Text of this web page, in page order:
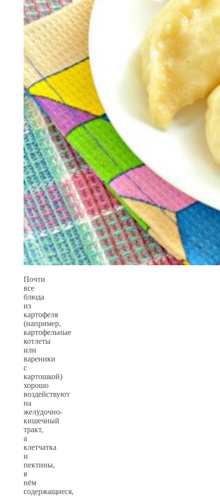
Почти
все
блюда
из
картофеля
(например,
картофельные
котлеты
или
вареники
с
картошкой)
хорошо
воздействуют
на
желудочно-
кишечный
тракт,
а
клетчатка
и
пектины,
в
нём
содержащиеся,